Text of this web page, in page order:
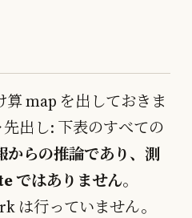
map を出しておきま
出し: 下表のすべての
からの推論であり、測
ではありません。
は行っていません。